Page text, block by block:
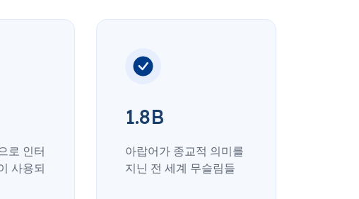
로 인터
사용되
1.8B
아랍어가 종교적 의미를
지닌 전 세계 무슬림들